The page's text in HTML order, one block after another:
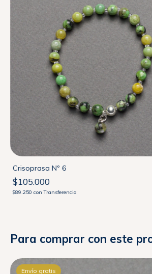
Crisoprasa Nº 6
$105.000
$89.250con Transferencia
Para comprar con este
Envío gratis